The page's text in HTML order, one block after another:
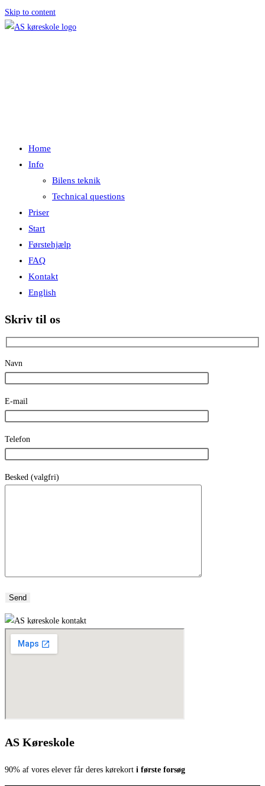
Skip to content
Home
Info
Bilens teknik
Technical questions
Priser
Start
Førstehjælp
FAQ
Kontakt
English
Skriv til os
Navn
E-mail
Telefon
Besked (valgfri)
AS Køreskole
90% af vores elever får deres kørekort i første forsøg